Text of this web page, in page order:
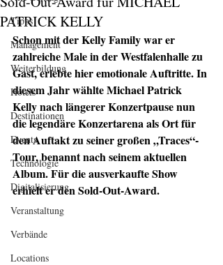
Tipps
Management
Weiterbildung
Hotels
Destinationen
Events
Technologie
Digitalisierung
Veranstaltung
Verbände
Locations
PATRICK KELLY
Schon mit der Kelly Family war er
zahlreiche Male in der Westfalenhalle zu
Gast, erlebte hier emotionale Auftritte. In
diesem Jahr wählte Michael Patrick
Kelly nach längerer Konzertpause nun
die legendäre Konzertarena als Ort für
den Auftakt zu seiner großen „Traces“-
Tour, benannt nach seinem aktuellen
Album. Für die ausverkaufte Show
erhielt er den Sold-Out-Award.